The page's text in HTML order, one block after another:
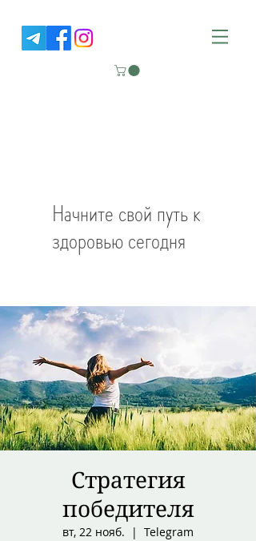
Начните свой путь к
здоровью сегодня
Стратегия
победителя
вт, 22 нояб.
  |
Telegram